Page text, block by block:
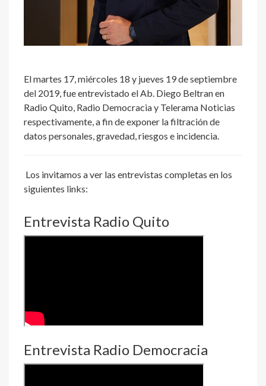
El martes 17, miércoles 18 y jueves 19 de septiembre
del 2019, fue entrevistado el Ab. Diego Beltran en
Radio Quito, Radio Democracia y Telerama Noticias
respectivamente, a fin de exponer la filtración de
datos personales, gravedad, riesgos e incidencia.
Los invitamos a ver las entrevistas completas en los
siguientes links:
Entrevista Radio Quito
Entrevista Radio Democracia